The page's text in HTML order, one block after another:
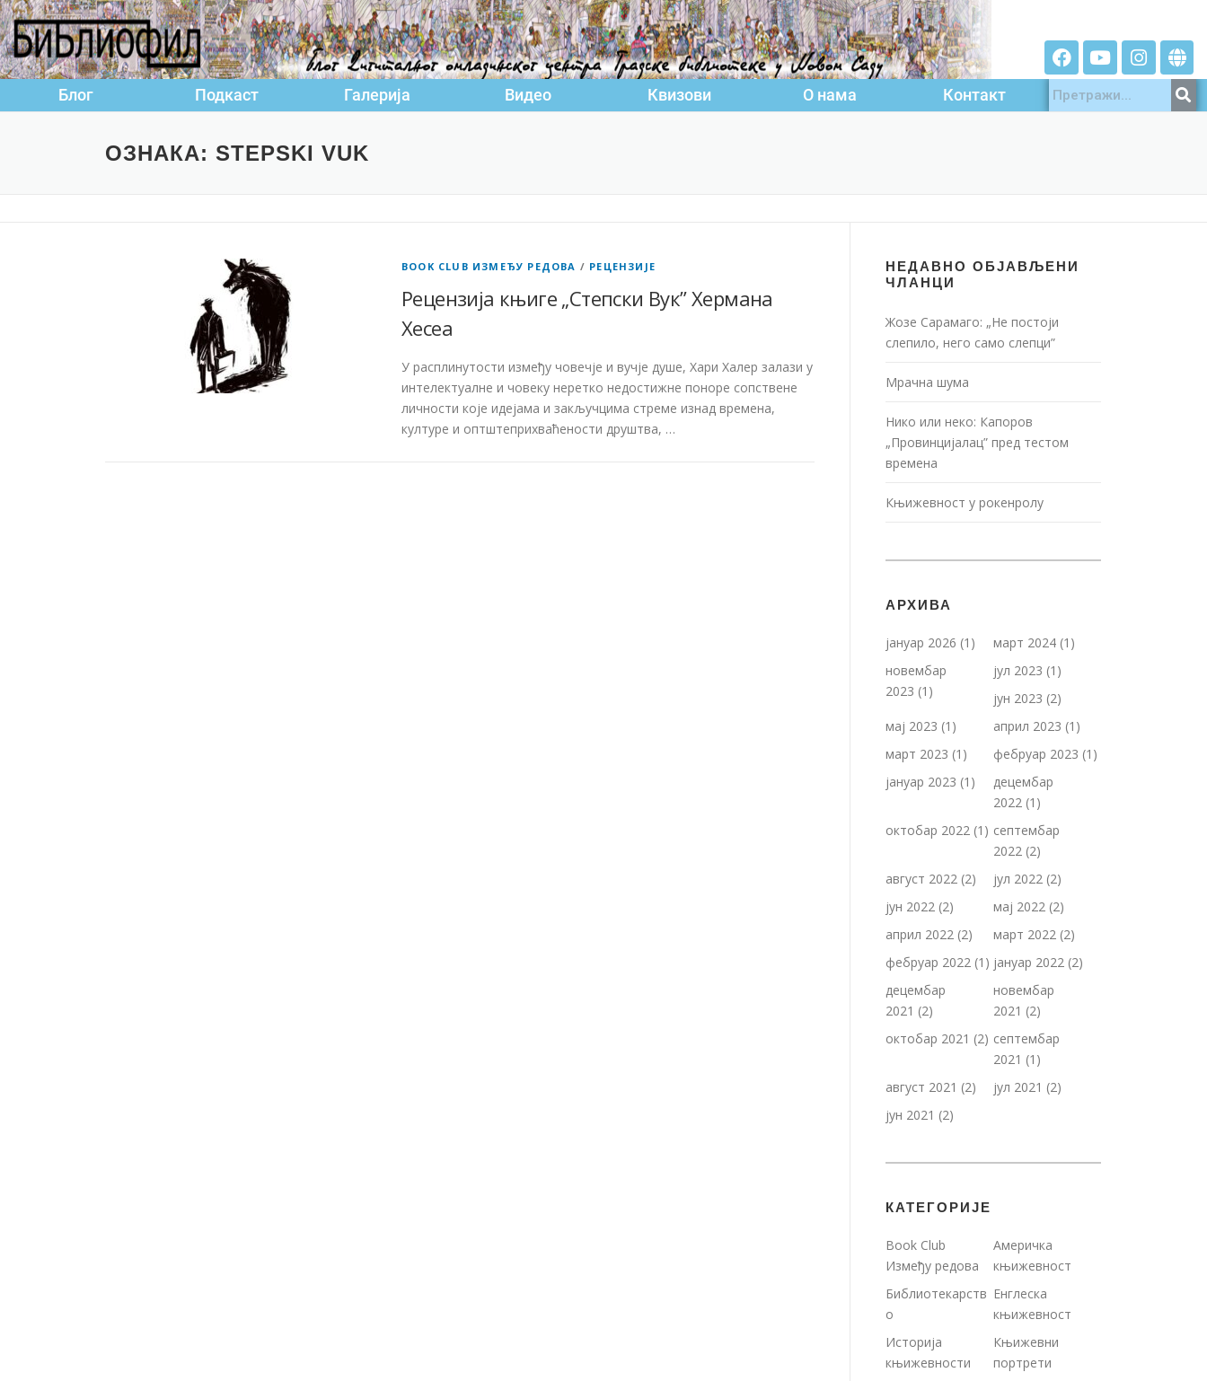
Блог Подкаст Галерија Видео Квизови О нама Контакт
ОЗНАКА: STEPSKI VUK
BOOK CLUB ИЗМЕЂУ РЕДОВА / РЕЦЕНЗИЈЕ
Рецензија књиге „Степски Вук” Хермана
Хесеа
У расплинутости између човечје и вучје душе, Хари Халер залази у
интелектуалне и човеку неретко недостижне поноре сопствене
личности које идејама и закључцима стреме изнад времена,
културе и оптштеприхваћености друштва, …
НЕДАВНО ОБЈАВЉЕНИ
ЧЛАНЦИ
Жозе Сарамаго: „Не постоји
слепило, него само слепци”
Мрачна шума
Нико или неко: Капоров
„Провинцијалац” пред тестом
времена
Књижевност у рокенролу
АРХИВА
јануар 2026 (1) март 2024 (1)
новембар
2023 (1)
јул 2023 (1)
јун 2023 (2)
мај 2023 (1) април 2023 (1)
март 2023 (1) фебруар 2023 (1)
јануар 2023 (1)
децембар
2022 (1)
октобар 2022 (1) септембар
2022 (2)
август 2022 (2) јул 2022 (2)
јун 2022 (2) мај 2022 (2)
април 2022 (2) март 2022 (2)
фебруар 2022 (1) јануар 2022 (2)
децембар
2021 (2)
новембар
2021 (2)
октобар 2021 (2) септембар
2021 (1)
август 2021 (2) јул 2021 (2)
јун 2021 (2)
КАТЕГОРИЈЕ
Book Club
Између редова
Америчка
књижевност
Библиотекарств
о
Енглеска
књижевност
Историја
књижевности
Књижевни
портрети